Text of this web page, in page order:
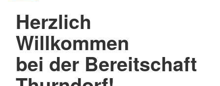
Herzlich
Willkommen
bei der Bereitschaft